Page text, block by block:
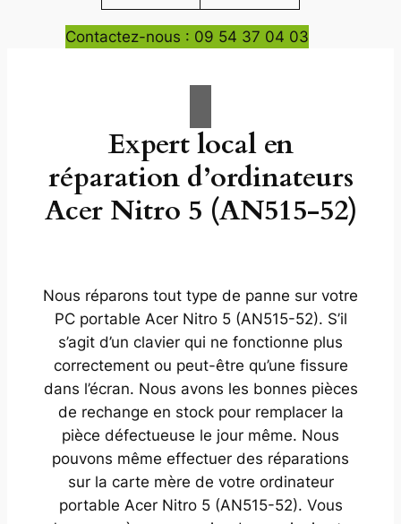
Contactez-nous : 09 54 37 04 03
Expert local en
réparation d’ordinateurs
Acer Nitro 5 (AN515-52)
Nous réparons tout type de panne sur votre
PC portable Acer Nitro 5 (AN515-52). S’il
s’agit d’un clavier qui ne fonctionne plus
correctement ou peut-être qu’une fissure
dans l’écran. Nous avons les bonnes pièces
de rechange en stock pour remplacer la
pièce défectueuse le jour même. Nous
pouvons même effectuer des réparations
sur la carte mère de votre ordinateur
portable Acer Nitro 5 (AN515-52). Vous